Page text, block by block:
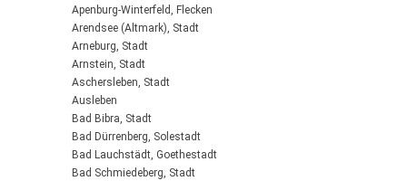
Apenburg-Winterfeld, Flecken
Arendsee (Altmark), Stadt
Arneburg, Stadt
Arnstein, Stadt
Aschersleben, Stadt
Ausleben
Bad Bibra, Stadt
Bad Dürrenberg, Solestadt
Bad Lauchstädt, Goethestadt
Bad Schmiedeberg, Stadt